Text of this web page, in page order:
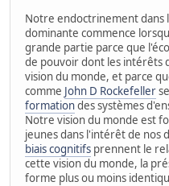
Notre endoctrinement dans
dominante commence
grande partie parce que
de pouvoir dont les intérêts
vision du monde, et parce
comme John D Rockefeller
formationdes systèmes
Notre vision du monde est
jeunes dans l'intérêt de nos
biais cognitifs prennent le
cette vision du monde, la
forme plus ou moins